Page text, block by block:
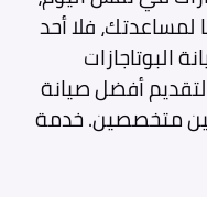
فلا أحد
البوتاجازات
أفضل صيانة
متخصصين. خدمة